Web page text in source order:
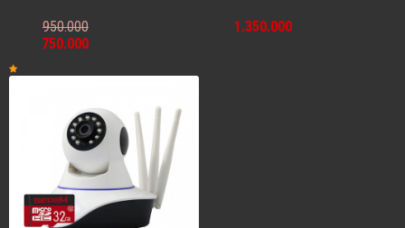
950.000
750.000
1.350.000